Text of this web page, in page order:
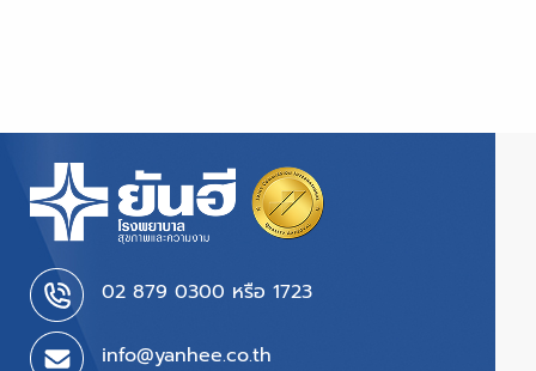
02 879 0300 หรือ 1723
info@yanhee.co.th